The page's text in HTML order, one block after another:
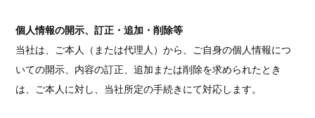
個人情報の開示、訂正・追加・削除等
当社は、ご本人（または代理人）から、ご自身の個人情報につ
いての開示、内容の訂正、追加または削除を求められたとき
は、ご本人に対し、当社所定の手続きにて対応します。